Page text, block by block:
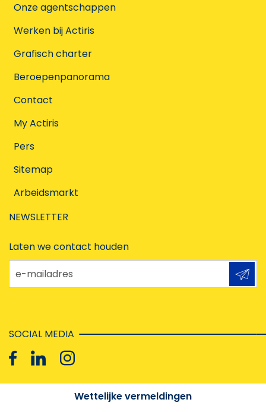
Onze agentschappen
Werken bij Actiris
Grafisch charter
Beroepenpanorama
Contact
My Actiris
Pers
Sitemap
Arbeidsmarkt
NEWSLETTER
Laten we contact houden
e-mailadres
SOCIAL MEDIA
Wettelijke vermeldingen